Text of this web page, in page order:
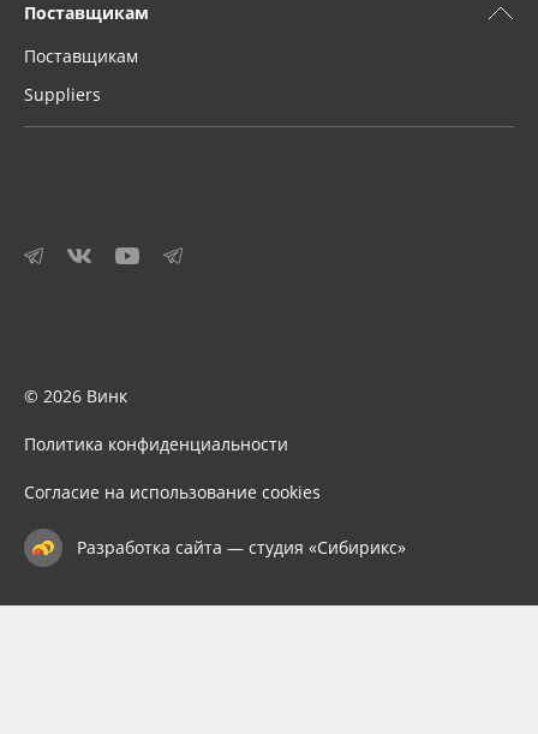
Поставщикам
Поставщикам
Suppliers
© 2026 Винк
Политика конфиденциальности
Согласие на использование cookies
Разработка сайта — студия «Сибирикс»